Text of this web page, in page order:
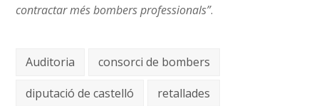
contractar més bombers professionals”.
Auditoria
consorci de bombers
diputació de castelló
retallades